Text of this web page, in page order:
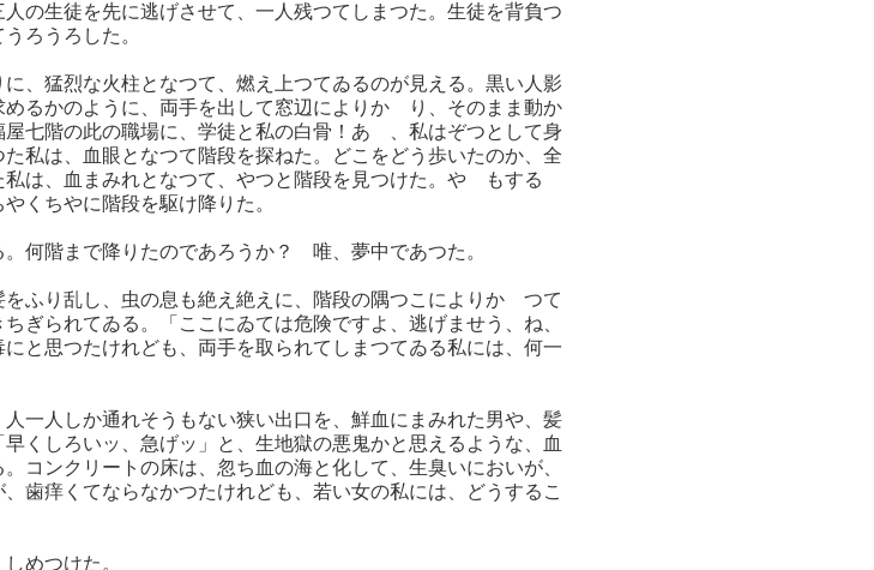
の生徒を先に逃げさせて、一人残つてしまつた。生徒を背負つ
ろうろした。
、猛烈な火柱となつて、燃え上つてゐるのが見える。黒い人影
るかのように、両手を出して窓辺によりかゝり、そのまま動か
七階の此の職場に、学徒と私の白骨！あゝ、私はぞつとして身
私は、血眼となつて階段を探ねた。どこをどう歩いたのか、全
は、血まみれとなつて、やつと階段を見つけた。やゝもする
くちやに階段を駆け降りた。
何階まで降りたのであろうか？ 唯、夢中であつた。
ふり乱し、虫の息も絶え絶えに、階段の隅つこによりかゝつて
ぎられてゐる。「ここにゐては危険ですよ、逃げませう、ね、
と思つたけれども、両手を取られてしまつてゐる私には、何一
一人しか通れそうもない狭い出口を、鮮血にまみれた男や、髪
くしろいッ、急げッ」と、生地獄の悪鬼かと思えるような、血
コンクリートの床は、忽ち血の海と化して、生臭いにおいが、
歯痒くてならなかつたけれども、若い女の私には、どうするこ
めつけた。